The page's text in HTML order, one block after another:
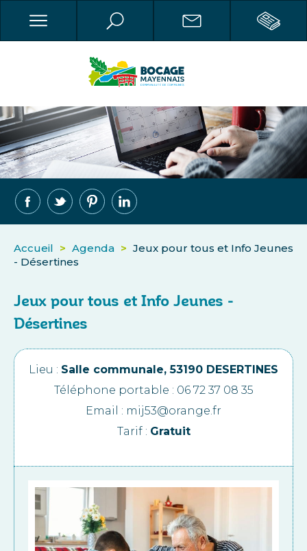
Accueil > Agenda > Jeux pour tous et Info Jeunes
- Désertines
Jeux pour tous et Info Jeunes -
Désertines
Lieu : Salle communale, 53190 DESERTINES
Téléphone portable : 06 72 37 08 35
Email : mij53@orange.fr
Tarif : Gratuit